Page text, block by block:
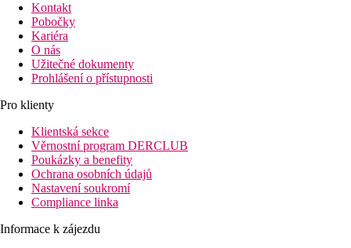
Kontakt
Pobočky
Kariéra
O nás
Užitečné dokumenty
Prohlášení o přístupnosti
Pro klienty
Klientská sekce
Věrnostní program DERCLUB
Poukázky a benefity
Ochrana osobních údajů
Nastavení soukromí
Compliance linka
Informace k zájezdu